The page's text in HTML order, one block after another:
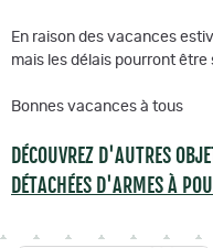
En raison des vacances
mais les délais pourront être
Bonnes vacances à tous
DÉCOUVREZ D'AUTRES
DÉTACHÉES D'ARMES À